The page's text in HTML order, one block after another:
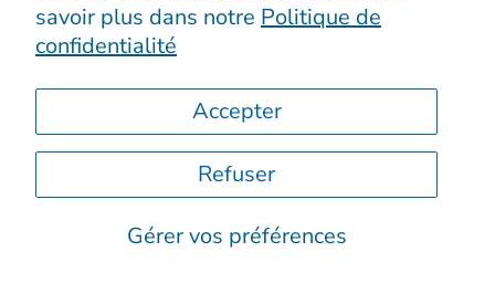
savoir plus dans notre Politique de
confidentialité
Gérer vos préférences
Accepter
Refuser
maladie. Mais la résilience n’est pas
seulement une ou plusieurs capacités que
une force sociale. La personne résiliente
bénéficie souvent de tuteurs de résilience qui
l’accompagneront dans son processus de
développement.